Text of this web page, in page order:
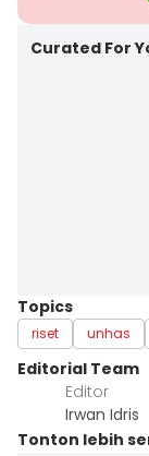
Curated For
Topics
riset unhas
Editorial Team
Editor
Irwan Idris
Tonton lebih